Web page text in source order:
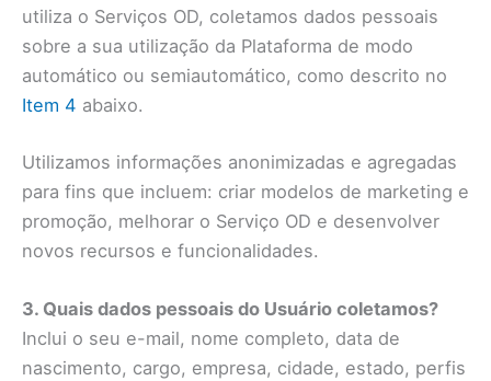
utiliza o Serviços OD, coletamos dados pessoais
sobre a sua utilização da Plataforma de modo
automático ou semiautomático, como descrito no
Item 4 abaixo.
Utilizamos informações anonimizadas e agregadas
para fins que incluem: criar modelos de marketing e
promoção, melhorar o Serviço OD e desenvolver
novos recursos e funcionalidades.
3. Quais dados pessoais do Usuário coletamos?
Inclui o seu e-mail, nome completo, data de
nascimento, cargo, empresa, cidade, estado, perfis